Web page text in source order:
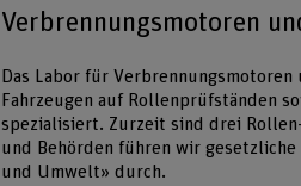
Verbrennungsmotoren
Das Labor für
Fahrzeugen auf Rollenprüfständen
spezialisiert. Zurzeit sind drei
und Behörden führen wir
und Umwelt» durch.